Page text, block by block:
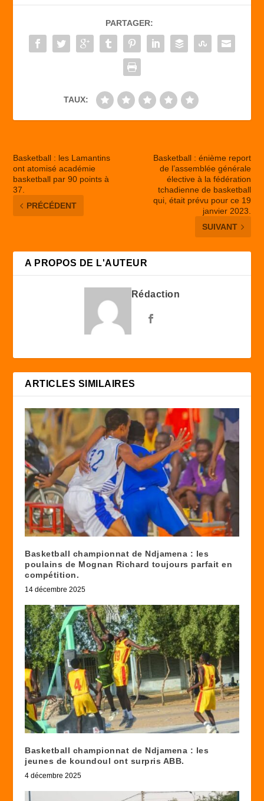
b
o
o
d
o
n
er
PARTAGER:
TAUX:
Basketball : les Lamantins
ont atomisé académie
basketball par 90 points à
37.
PRÉCÉDENT
Basketball : énième report
de l’assemblée générale
élective à la fédération
tchadienne de basketball
qui, était prévu pour ce 19
janvier 2023.
SUIVANT
A PROPOS DE L'AUTEUR
Rédaction
ARTICLES SIMILAIRES
Basketball championnat de Ndjamena : les
poulains de Mognan Richard toujours parfait en
compétition.
14 décembre 2025
Basketball championnat de Ndjamena : les
jeunes de koundoul ont surpris ABB.
4 décembre 2025